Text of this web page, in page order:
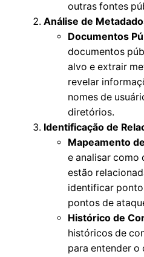
outras fontes
Análise de
Documentos
documentos
alvo e extrair
revelar
nomes de
diretórios.
Identificação de
Mapeamento
e analisar como
estão
identificar
pontos de
Histórico de
históricos de
para entender